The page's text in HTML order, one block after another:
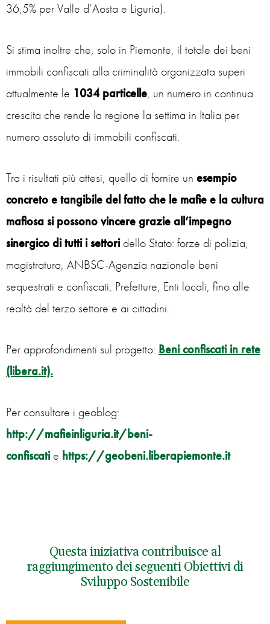
36,5% per Valle d’Aosta e Liguria).
Si stima inoltre che, solo in Piemonte, il totale dei beni
immobili confiscati alla criminalità organizzata superi
attualmente le 1034 particelle, un numero in continua
crescita che rende la regione la settima in Italia per
numero assoluto di immobili confiscati.
Tra i risultati più attesi, quello di fornire un esempio
concreto e tangibiledel fatto che le mafie e la cultura
mafiosa si possono vincere grazie all’impegno
sinergico di tutti i settoridello Stato: forze di polizia,
magistratura, ANBSC-Agenzia nazionale beni
sequestrati e confiscati, Prefetture, Enti locali, fino alle
realtà del terzo settore e ai cittadini.
Per approfondimenti sul progetto: Beni confiscati in rete
(libera.it).
Per consultare i geoblog:
http://mafieinliguria.it/beni-
confiscatie https://geobeni.liberapiemonte.it
Questa iniziativa contribuisce al
raggiungimento dei seguenti Obiettivi di
Sviluppo Sostenibile